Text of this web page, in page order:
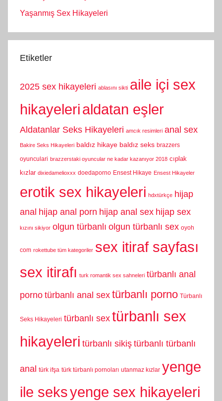
Yaşanmış Sex Hikayeleri
Etiketler
2025 sex hikayeleri ablasını sikti aile içi sex
hikayelerialdatan eşler
Aldatanlar Seks Hikayeleri amcık resimleri anal sex
Bakire Seks Hikayeleri baldız hikaye baldız seks brazzers
oyunculari brazzerstaki oyuncular ne kadar kazanıyor 2018 cıplak
kızlar dixiedamelioxxx doedaporno Ensest Hikaye Ensest Hikayeler
erotik sex hikayeleri hdxtürkçe hijap
anal hijap anal porn hijap anal sex hijap sex
kızını sikiyor olgun türbanlı olgun türbanlı sex oyoh
com rokettube tüm kategoriler sex itiraf sayfası
sex itirafı turk romantik sex sahneleri türbanlı anal
porno türbanlı anal sex türbanlı porno Türbanlı
Seks Hikayeleri türbanlı sex türbanlı sex
hikayeleri türbanlı sikiş türbanlı türbanlı
anal türk ifşa türk türbanlı pornoları utanmaz kızlar yenge
ile seksyenge sex hikayeleri